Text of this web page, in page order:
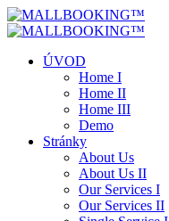
ÚVOD
Home I
Home II
Home III
Demo
Stránky
About Us
About Us II
Our Services I
Our Services II